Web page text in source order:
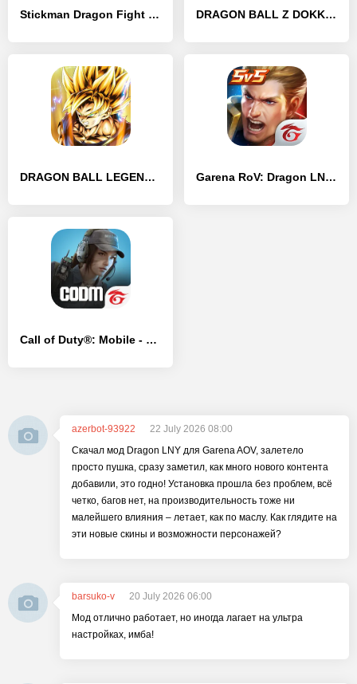
Stickman Dragon Fight - Super - [Взлом/МОД Все открыто] DRAGON BALL Z DOKKAN BATTLE - [Взлом/МОД Меню]
DRAGON BALL LEGENDS - [Взлом/МОД Бесконечные деньги] Garena RoV: Dragon LNY - [Взлом/МОД Все открыто]
Call of Duty®: Mobile - Garena - [Взлом/МОД Бесконечные деньги]
azerbot-93922
22 July 2026 08:00
Скачал мод Dragon LNY для Garena AOV, залетело
просто пушка, сразу заметил, как много нового контента
добавили, это годно! Установка прошла без проблем, всё
четко, багов нет, на производительность тоже ни
малейшего влияния – летает, как по маслу. Как глядите на
эти новые скины и возможности персонажей?
barsuko-v
20 July 2026 06:00
Мод отлично работает, но иногда лагает на ультра
настройках, имба!